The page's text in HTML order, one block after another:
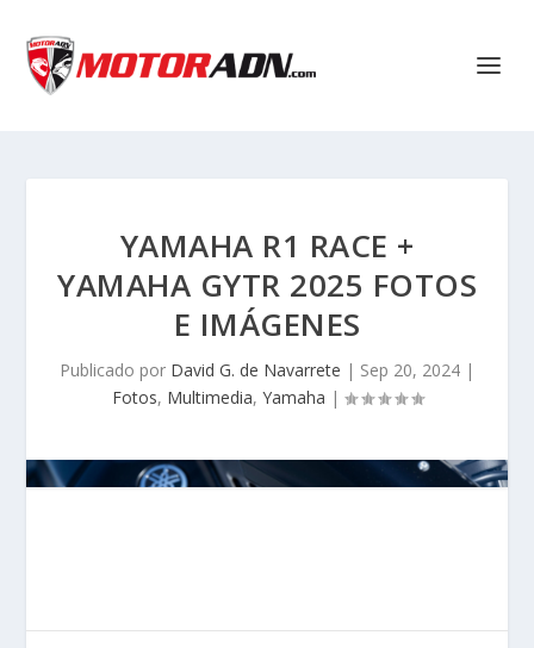
YAMAHA R1 RACE +
YAMAHA GYTR 2025 FOTOS
E IMÁGENES
Publicado por David G. de Navarrete | Sep 20, 2024 |
Fotos, Multimedia, Yamaha |